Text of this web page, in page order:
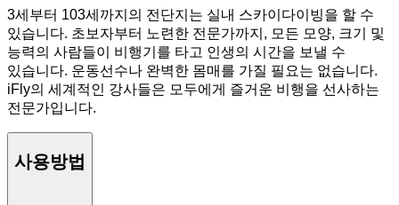
3세부터 103세까지의 전단지는 실내 스카이다이빙을 할 수
있습니다. 초보자부터 노련한 전문가까지, 모든 모양, 크기 및
능력의 사람들이 비행기를 타고 인생의 시간을 보낼 수
있습니다. 운동선수나 완벽한 몸매를 가질 필요는 없습니다.
iFly의 세계적인 강사들은 모두에게 즐거운 비행을 선사하는
전문가입니다.
사용방법